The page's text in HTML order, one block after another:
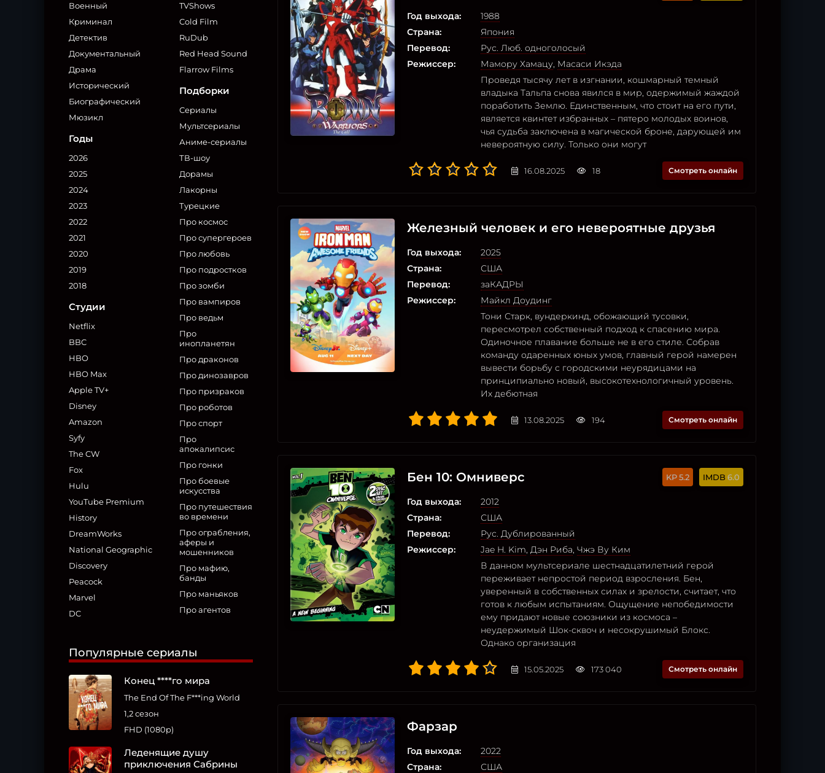
Военный
Криминал
Детектив
Документальный
Драма
Исторический
Биографический
Мюзикл
Годы
2026
2025
2024
2023
2022
2021
2020
2019
2018
Студии
Netflix
BBC
HBO
HBO Max
Apple TV+
Disney
Amazon
Syfy
The CW
Fox
Hulu
YouTube Premium
History
DreamWorks
National Geographic
Discovery
Peacock
Marvel
DC
TVShows
Cold Film
RuDub
Red Head Sound
Flarrow Films
Подборки
Сериалы
Мультсериалы
Аниме-сериалы
ТВ-шоу
Дорамы
Лакорны
Турецкие
Про космос
Про супергероев
Про любовь
Про подростков
Про зомби
Про вампиров
Про ведьм
Про
инопланетян
Про драконов
Про динозавров
Про призраков
Про роботов
Про спорт
Про
апокалипсис
Про гонки
Про боевые
искусства
Про путешествия
во времени
Про ограбления,
аферы и
мошенников
Про мафию,
банды
Про маньяков
Про агентов
Популярные сериалы
Конец ****го мира
The End Of The F***ing World
1,2 сезон
FHD (1080p)
Леденящие душу
приключения Сабрины
Год выхода:
1988
Страна:
Япония
Перевод:
Рус. Люб. одноголосый
Режиссер:
Мамору Хамацу, Масаси Икэда
Проведя тысячу лет в изгнании, кошмарный темный
владыка Тальпа снова явился в мир, одержимый жаждой
поработить Землю. Единственным, что стоит на его пути,
является квинтет избранных – пятеро молодых воинов,
чья судьба заключена в магической броне, дарующей им
невероятную силу. Только они могут
16.08.2025 18 Смотреть онлайн
Железный человек и его невероятные друзья
Год выхода:
2025
Страна:
США
Перевод:
заКАДРЫ
Режиссер:
Майкл Доудинг
Тони Старк, вундеркинд, обожающий тусовки,
пересмотрел собственный подход к спасению мира.
Одиночное плавание больше не в его стиле. Собрав
команду одаренных юных умов, главный герой намерен
вывести борьбу с городскими неурядицами на
принципиально новый, высокотехнологичный уровень.
Их дебютная
13.08.2025 194 Смотреть онлайн
Бен 10: Омниверс 5.2 6.0
Год выхода:
2012
Страна:
США
Перевод:
Рус. Дублированный
Режиссер:
Jae H. Kim, Дэн Риба, Чжэ Ву Ким
В данном мультсериале шестнадцатилетний герой
переживает непростой период взросления. Бен,
уверенный в собственных силах и зрелости, считает, что
готов к любым испытаниям. Ощущение непобедимости
ему придают новые союзники из космоса –
неудержимый Шок-сквоч и несокрушимый Блокс.
Однако организация
15.05.2025 173 040 Смотреть онлайн
Фарзар
Год выхода:
2022
Страна:
США